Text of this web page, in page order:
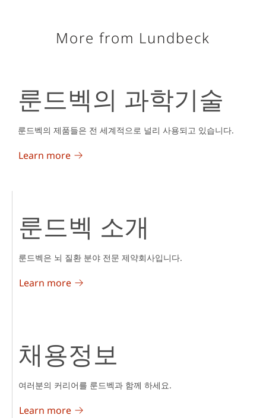
More from Lundbeck
룬드벡의 과학기술
룬드벡의 제품들은 전 세계적으로 널리 사용되고 있습니다.
Learn more
룬드벡 소개
룬드벡은 뇌 질환 분야 전문 제약회사입니다.
Learn more
채용정보
여러분의 커리어를 룬드벡과 함께 하세요.
Learn more